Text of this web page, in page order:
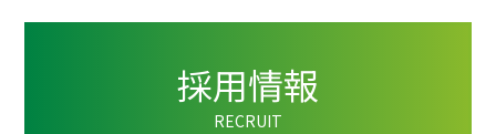
袋に入れてと急かされ・・・とても、控え目に掴む方も
喫できて、良かったです！採用情報
RECRUIT